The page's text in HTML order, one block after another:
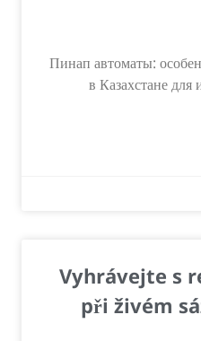
Пинап автоматы:
в Казахстане
Vyhrávejte s
při živém